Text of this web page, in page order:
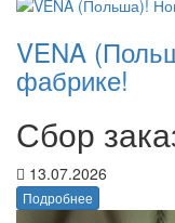
VENA
фабрике!
Сбор
13.07.2026
Подробнее